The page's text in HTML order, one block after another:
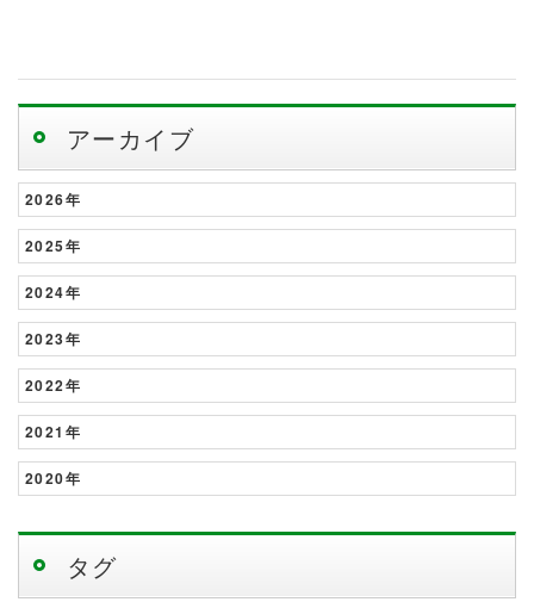
アーカイブ
2026年
2025年
2024年
2023年
2022年
2021年
2020年
タグ